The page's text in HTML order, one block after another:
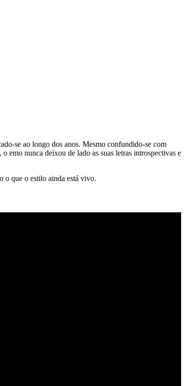
se ao longo dos anos. Mesmo confundido-se com
emo nunca deixou de lado as suas letras introspectivas e
o que o estilo ainda está vivo.